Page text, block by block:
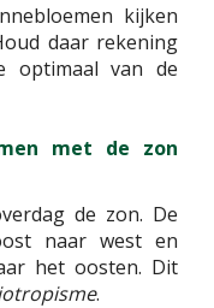
kijken
daar rekening
optimaal van de
met de zon
de zon. De
naar west en
het oosten. Dit
.